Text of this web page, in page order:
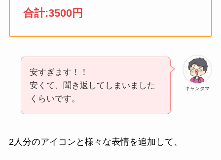
合計:3500円
キャンタマ
安すぎます！！
安くて、聞き返してしまいました
くらいです。
2人分のアイコンと様々な表情を追加して、